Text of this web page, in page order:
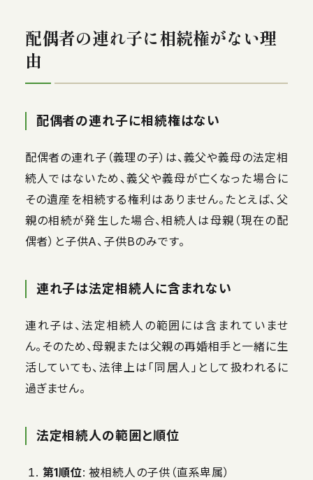
配偶者の連れ子に相続権がない理
由
配偶者の連れ子に相続権はない
配偶者の連れ子（義理の子）は、義父や義母の法定相
続人ではないため、義父や義母が亡くなった場合に
その遺産を相続する権利はありません。たとえば、父
親の相続が発生した場合、相続人は母親（現在の配
偶者）と子供A、子供Bのみです。
連れ子は法定相続人に含まれない
連れ子は、法定相続人の範囲には含まれていませ
ん。そのため、母親または父親の再婚相手と一緒に生
活していても、法律上は「同居人」として扱われるに
過ぎません。
法定相続人の範囲と順位
第1順位: 被相続人の子供（直系卑属）